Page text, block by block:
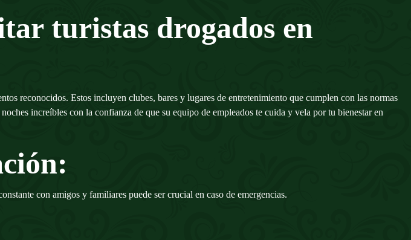
turistas drogados en
reconocidos. Estos incluyen clubes, bares y lugares de entretenimiento que cumplen con las normas
increíbles con la confianza de que su equipo de empleados te cuida y vela por tu bienestar en
con amigos y familiares puede ser crucial en caso de emergencias.